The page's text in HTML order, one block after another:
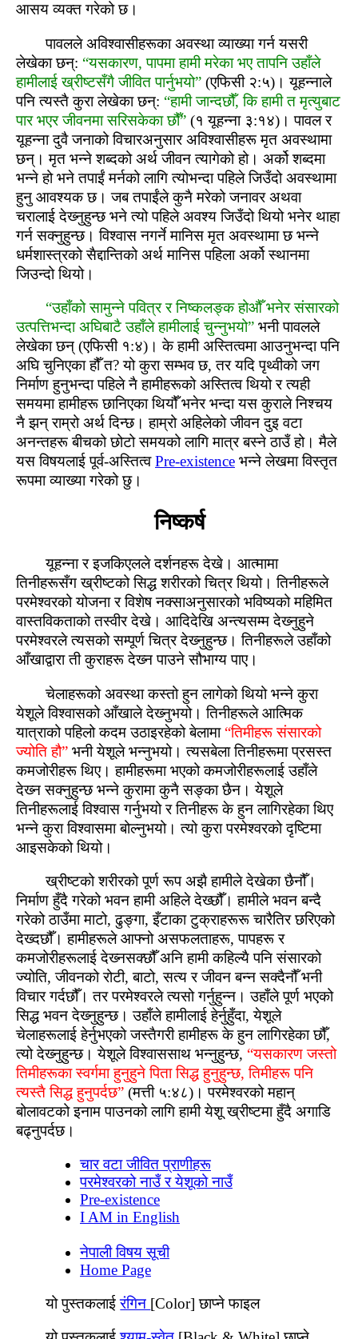
आसय व्यक्त गरेको छ।
पावलले अविश्‍वासीहरूका अवस्‍था व्याख्या गर्न यसरी
लेखेका छन्: “यसकारण, पापमा हामी मरेका भए तापनि उहाँले
हामीलाई ख्रीष्‍टसँगै जीवित पार्नुभयो” (एफिसी २:५)। यूहन्नाले
पनि त्यस्‍तै कुरा लेखेका छन्: “हामी जान्‍दछौँ, कि हामी त मृत्युबाट
पार भएर जीवनमा सरिसकेका छौँ” (१ यूहन्ना ३:१४)। पावल र
यूहन्ना दुवै जनाको विचारअनुसार अविश्‍वासीहरू मृत अवस्‍थामा
छन्। मृत भन्ने शब्‍दको अर्थ जीवन त्‍यागेको हो। अर्को शब्‍दमा
भन्ने हो भने तपाईं मर्नको लागि त्योभन्‍दा पहिले जिउँदो अवस्‍थामा
हुनु आवश्यक छ। जब तपाईंले कुनै मरेको जनावर अथवा
चरालाई देख्‍नुहुन्‍छ भने त्यो पहिले अवश्य जिउँदो थियो भनेर थाहा
गर्न सक्‍नुहुन्‍छ। विश्‍वास नगर्ने मानिस मृत अवस्‍थामा छ भन्‍ने
धर्मशास्‍त्रको सैद्दान्‍तिको अर्थ मानिस पहिला अर्को स्‍थानमा
जिउन्‍दो थियो।
“उहाँको सामुन्ने पवित्र र निष्‍कलङ्‍क होऔँ भनेर संसारको
उत्‍पत्तिभन्‍दा अघिबाटै उहाँले हामीलाई चुन्नुभयो” भनी पावलले
लेखेका छन् (एफिसी १:४)। के हामी अस्तित्वमा आउनुभन्दा पनि
अघि चुनिएका हौँ त? यो कुरा सम्भव छ, तर यदि पृथ्वीको जग
निर्माण हुनुभन्दा पहिले नै हामीहरूको अस्तित्व थियो र त्यही
समयमा हामीहरू छानिएका थियौँ भनेर भन्दा यस कुराले निश्चय
नै झन् राम्रो अर्थ दिन्छ। हाम्रो अहिलेको जीवन दुइ वटा
अनन्‍तहरू बीचको छोटो समयको लागि मात्र बस्‍ने ठाउँ हो। मैले
यस विषयलाई पूर्व-अस्‍तित्‍वPre-existence भन्ने लेखमा विस्‍तृत
रूपमा व्याख्या गरेको छु।
निष्‍कर्ष
यूहन्ना र इजकिएलले दर्शनहरू देखे। आत्‍मामा
तिनीहरूसँग ख्रीष्‍टको सिद्ध शरीरको चित्र थियो। तिनीहरूले
परमेश्‍वरको योजना र विशेष नक्‍साअनुसारको भविष्यको महिमित
वास्‍तविकताको तस्‍वीर देखे। आदिदेखि अन्‍त्यसम्म देख्‍नुहुने
परमेश्‍वरले त्यसको सम्पूर्ण चित्र देख्‍नुहुन्‍छ। तिनीहरूले उहाँको
आँखाद्वारा ती कुराहरू देख्‍न पाउने सौभाग्य पाए।
चेलाहरूको अवस्‍था कस्‍तो हुन लागेको थियो भन्ने कुरा
येशूले विश्‍वासको आँखाले देख्‍नुभयो। तिनीहरूले आत्‍मिक
यात्राको पहिलो कदम उठाइरहेको बेलामा “तिमीहरू संसारको
ज्योति हौ” भनी येशूले भन्नुभयो। त्यसबेला तिनीहरूमा प्रसस्‍त
कमजोरीहरू थिए। हामीहरूमा भएको कमजोरीहरूलाई उहाँले
देख्‍न सक्‍नुहुन्‍छ भन्ने कुरामा कुनै सङ्‍का छैन। येशूले
तिनीहरूलाई विश्‍वास गर्नुभयो र तिनीहरू के हुन लागिरहेका थिए
भन्ने कुरा विश्‍वासमा बोल्‍नुभयो। त्यो कुरा परमेश्‍वरको दृष्‍टिमा
आइसकेको थियो।
ख्रीष्‍टको शरीरको पूर्ण रूप अझै हामीले देखेका छैनौँ।
निर्माण हुँदै गरेको भवन हामी अहिले देख्‍छौँ। हामीले भवन बन्‍दै
गरेको ठाउँमा माटो, ढुङ्गा, इँटाका टुक्राहरूरू चारैतिर छरिएको
देख्‍दछौँ। हामीहरूले आफ्‍नो असफलताहरू, पापहरू र
कमजोरीहरूलाई देख्‍नसक्‍छौँ अनि हामी कहिल्यै पनि संसारको
ज्योति, जीवनको रोटी, बाटो, सत्य र जीवन बन्न सक्‍दैनौँ भनी
विचार गर्दछौँ। तर परमेश्‍वरले त्यसो गर्नुहुन्न। उहाँले पूर्ण भएको
सिद्ध भवन देख्‍नुहुन्‍छ। उहाँले हामीलाई हेर्नुहुँदा, येशूले
चेलाहरूलाई हेर्नुभएको जस्‍तैगरी हामीहरू के हुन लागिरहेका छौँ,
त्यो देख्‍नुहुन्‍छ। येशूले विश्‍वाससाथ भन्नुहुन्‍छ, “यसकारण जस्‍तो
तिमीहरूका स्‍वर्गमा हुनुहुने पिता सिद्ध हुनुहुन्‍छ, तिमीहरू पनि
त्यस्‍तै सिद्ध हुनुपर्दछ” (मत्ती ५:४८)। परमेश्‍वरको महान्
बोलावटको इनाम पाउनको लागि हामी येशू ख्रीष्‍टमा हुँदै अगाडि
बढ्‍नुपर्दछ।
चार वटा जीवित प्राणीहरू
परमेश्‍वरको नाउँ र येशूको नाउँ
Pre-existence
I AM in English
नेपाली विषय सूची
Home Page
यो पुस्‍तकलाईरंगिन [Color] छाप्‍ने फाइल